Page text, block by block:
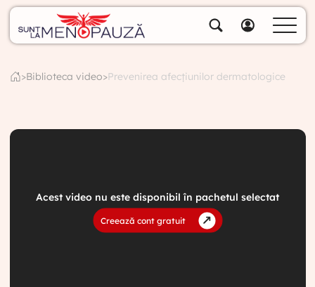
Specialiștii noștri
Contul meu
>Biblioteca video>Prevenirea afecțiunilor dermatologice
Acest video nu este disponibil în pachetul selectat
Creează cont gratuit